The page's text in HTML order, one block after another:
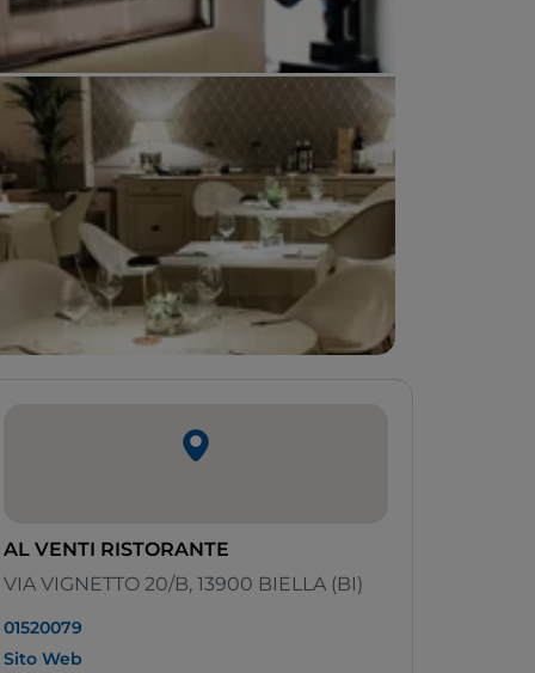
AL VENTI RISTORANTE
VIA VIGNETTO 20/B, 13900 BIELLA (BI)
01520079
Sito Web